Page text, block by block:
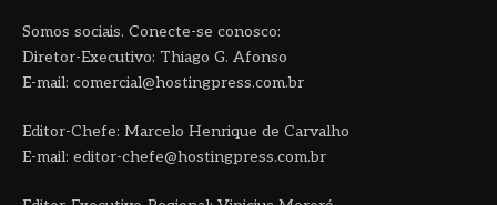
Somos sociais. Conecte-se conosco:
Diretor-Executivo: Thiago G. Afonso
E-mail: comercial@hostingpress.com.br
Editor-Chefe: Marcelo Henrique de Carvalho
E-mail: editor-chefe@hostingpress.com.br